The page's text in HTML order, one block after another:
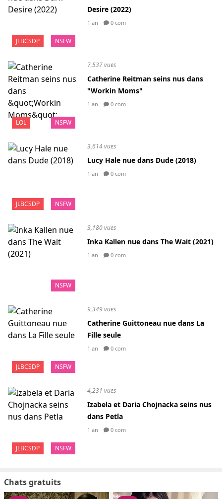
JLBCSDP NSFW
Desire (2022)
1 an 0 com
LOL NSFW
7,537 vues
Catherine Reitman seins nus dans
"Workin Moms"
1 an 0 com
JLBCSDP NSFW
3,614 vues
Lucy Hale nue dans Dude (2018)
1 an 0 com
NSFW
3,180 vues
Inka Kallen nue dans The Wait (2021)
1 an 0 com
JLBCSDP NSFW
9,349 vues
Catherine Guittoneau nue dans La
Fille seule
1 an 0 com
JLBCSDP NSFW
4,231 vues
Izabela et Daria Chojnacka seins nus
dans Petla
1 an 0 com
Chats gratuits